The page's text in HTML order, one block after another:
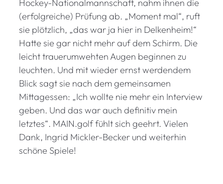
Hockey-Nationalmannschaft, nahm ihnen die
(erfolgreiche) Prüfung ab. „Moment mal“, ruft
sie plötzlich, „das war ja hier in Delkenheim!“
Hatte sie gar nicht mehr auf dem Schirm. Die
leicht trauerumwehten Augen beginnen zu
leuchten. Und mit wieder ernst werdendem
Blick sagt sie nach dem gemeinsamen
Mittagessen: „Ich wollte nie mehr ein Interview
geben. Und das war auch definitiv mein
letztes“. MAIN.golf fühlt sich geehrt. Vielen
Dank, Ingrid Mickler-Becker und weiterhin
schöne Spiele!